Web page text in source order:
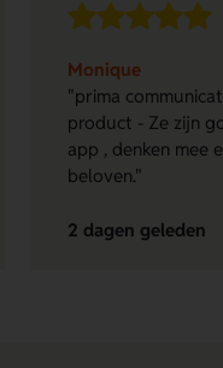
Monique
"prima
product - Ze zijn
app , denken mee
beloven."
2 dagen geleden